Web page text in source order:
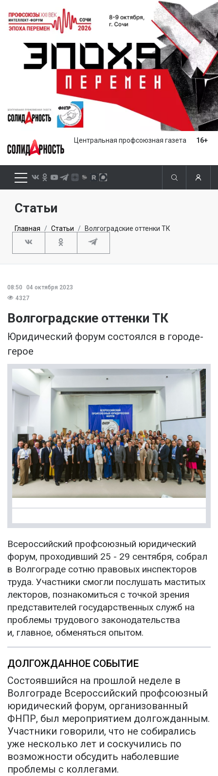
Центральная профсоюзная газета 16+
Статьи
Главная Статьи Волгоградские оттенки ТК
08:50
04 октября 2023
4327
Волгоградские оттенки ТК
Юридический форум состоялся в городе-
герое
Всероссийский профсоюзный юридический
форум, проходивший 25 - 29 сентября, собрал
в Волгограде сотню правовых инспекторов
труда. Участники смогли послушать маститых
лекторов, познакомиться с точкой зрения
представителей государственных служб на
проблемы трудового законодательства
и, главное, обменяться опытом.
ДОЛГОЖДАННОЕ СОБЫТИЕ
Состоявшийся на прошлой неделе в
Волгограде Всероссийский профсоюзный
юридический форум, организованный
ФНПР, был мероприятием долгожданным.
Участники говорили, что не собирались
уже несколько лет и соскучились по
возможности обсудить наболевшие
проблемы с коллегами.